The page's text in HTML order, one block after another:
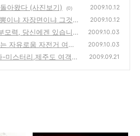
아왔다 (사진보기) (0) 2009.10.12
이냐 자장면이냐 그것이
2009.10.12
모력, 당신에겐 있습니
2009.10.03
움 자전거 여행
2009.10.03
미스터리,제주도 여객선
2009.09.21